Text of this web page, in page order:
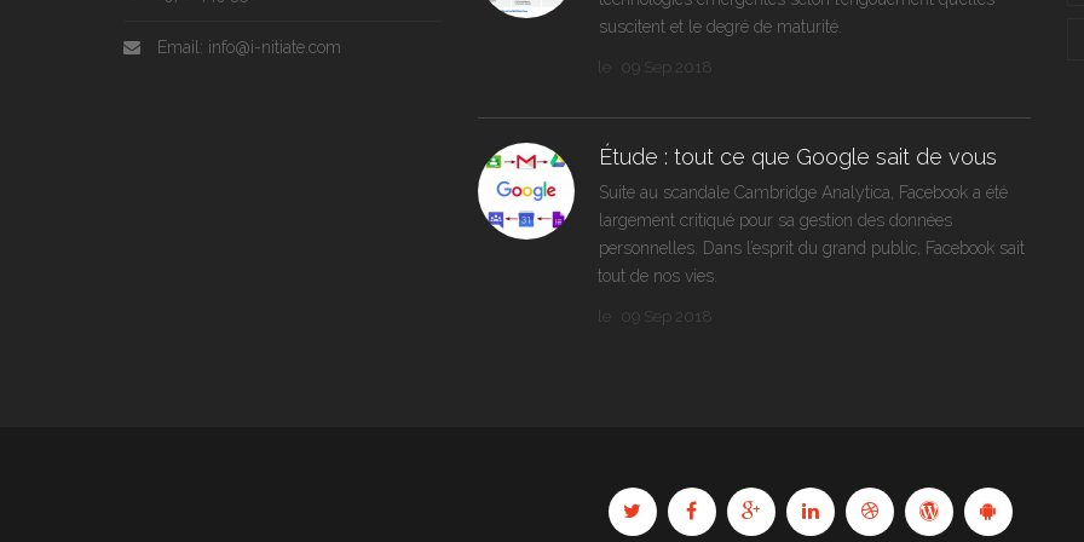
Email: info@i-nitiate.com
suscitent et le degré de maturité.
le 09 Sep 2018
Étude : tout ce que Google sait de vous
Suite au scandale Cambridge Analytica, Facebook a été
largement critiqué pour sa gestion des données
personnelles. Dans l’esprit du grand public, Facebook sait
tout de nos vies.
le 09 Sep 2018